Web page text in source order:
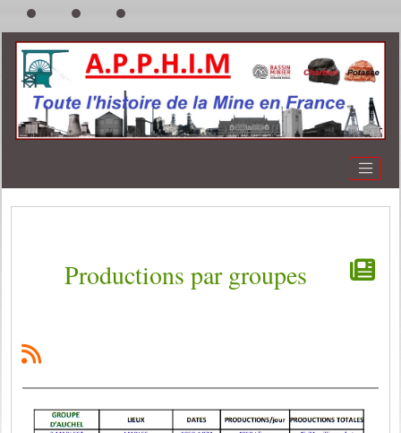
Productions par groupes